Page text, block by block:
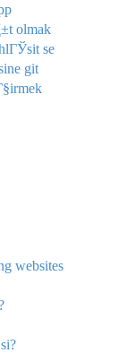
olmak
se
git
websites